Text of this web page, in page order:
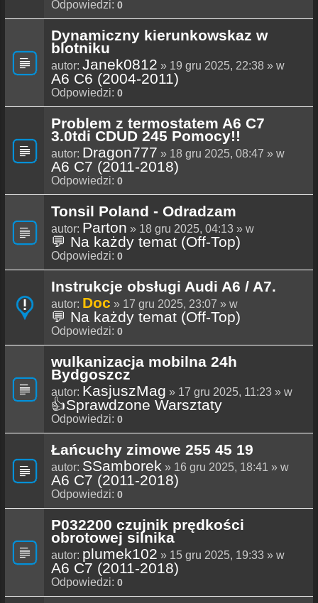
Odpowiedzi: 0
Dynamiczny kierunkowskaz w
blotniku
autor: Janek0812 » 19 gru 2025, 22:38 » w
A6 C6 (2004-2011)
Odpowiedzi: 0
Problem z termostatem A6 C7
3.0tdi CDUD 245 Pomocy!!
autor: Dragon777 » 18 gru 2025, 08:47 » w
A6 C7 (2011-2018)
Odpowiedzi: 0
Tonsil Poland - Odradzam
autor: Parton » 18 gru 2025, 04:13 » w
💬 Na każdy temat (Off-Top)
Odpowiedzi: 0
Instrukcje obsługi Audi A6 / A7.
autor: Doc » 17 gru 2025, 23:07 » w
💬 Na każdy temat (Off-Top)
Odpowiedzi: 0
wulkanizacja mobilna 24h
Bydgoszcz
autor: KasjuszMag » 17 gru 2025, 11:23 » w
👍Sprawdzone Warsztaty
Odpowiedzi: 0
Łańcuchy zimowe 255 45 19
autor: SSamborek » 16 gru 2025, 18:41 » w
A6 C7 (2011-2018)
Odpowiedzi: 0
P032200 czujnik prędkości
obrotowej silnika
autor: plumek102 » 15 gru 2025, 19:33 » w
A6 C7 (2011-2018)
Odpowiedzi: 0